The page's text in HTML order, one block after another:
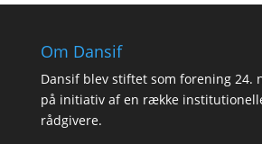
Om Dansif
Dansif blev stiftet som forening 24.
på initiativ af en række
rådgivere.